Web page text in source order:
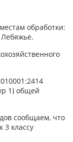
обработки:
Лебяжье.
1) общей
сообщаем, что
3 классу